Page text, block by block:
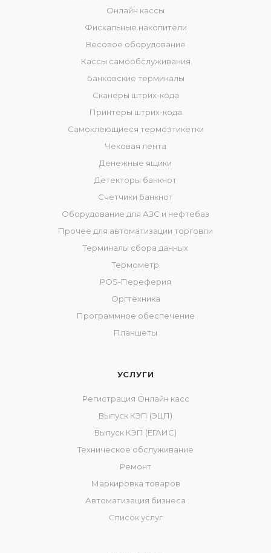
Онлайн кассы
Фискальные накопители
Весовое оборудование
Кассы самообслуживания
Банковские терминалы
Сканеры штрих-кода
Принтеры штрих-кода
Самоклеющиеся термоэтикетки
Чековая лента
Денежные ящики
Детекторы банкнот
Счетчики банкнот
Оборудование для АЗС и нефтебаз
Прочее для автоматизации торговли
Терминалы сбора данных
Термометр
POS-Переферия
Оргтехника
Программное обеспечение
Планшеты
УСЛУГИ
Регистрация Онлайн касс
Выпуск КЭП (ЭЦП)
Выпуск КЭП (ЕГАИС)
Техническое обслуживание
Ремонт
Маркировка товаров
Автоматизация бизнеса
Список услуг